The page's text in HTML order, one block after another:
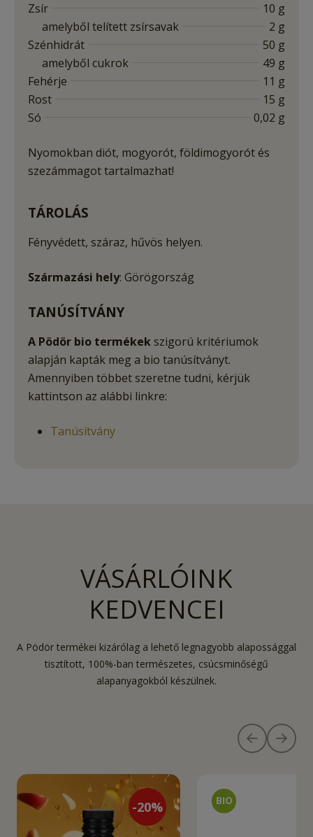
Zsír
10 g
amelyből telített zsírsavak
2 g
Szénhidrát
50 g
amelyből cukrok
49 g
Fehérje
11 g
Rost
15 g
Só
0,02 g
Nyomokban diót, mogyorót, földimogyorót és
szezámmagot tartalmazhat!
TÁROLÁS
Fényvédett, száraz, hűvös helyen.
Származási hely: Görögország
TANÚSÍTVÁNY
A Pödör bio termékekszigorú kritériumok
alapján kapták meg a bio tanúsítványt.
Amennyiben többet szeretne tudni, kérjük
kattintson az alábbi linkre:
Tanúsítvány
VÁSÁRLÓINK
KEDVENCEI
A Pödör termékei kizárólag a lehető legnagyobb alapossággal
tisztított, 100%-ban természetes, csúcsminőségű
alapanyagokból készülnek.
-20%